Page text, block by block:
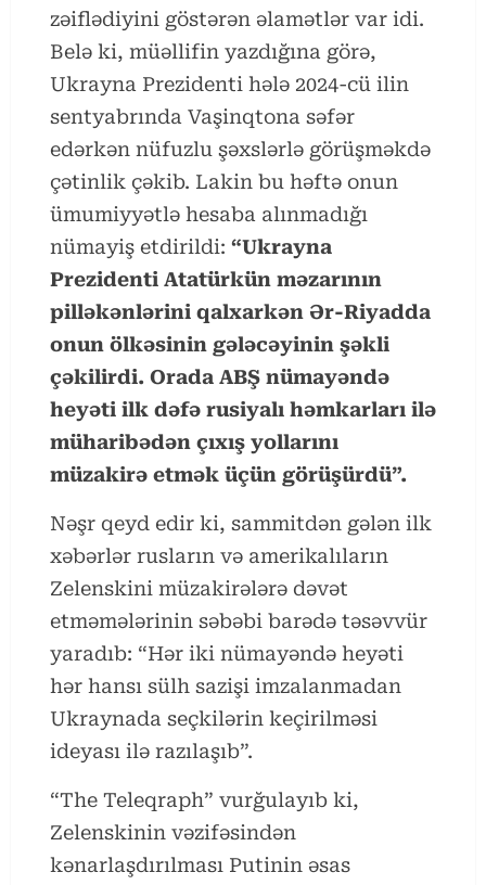
zəiflədiyini göstərən əlamətlər var idi.
Belə ki, müəllifin yazdığına görə,
Ukrayna Prezidenti hələ 2024-cü ilin
sentyabrında Vaşinqtona səfər
edərkən nüfuzlu şəxslərlə görüşməkdə
çətinlik çəkib. Lakin bu həftə onun
ümumiyyətlə hesaba alınmadığı
nümayiş etdirildi: “Ukrayna
Prezidenti Atatürkün məzarının
pilləkənlərini qalxarkən Ər-Riyadda
onun ölkəsinin gələcəyinin şəkli
çəkilirdi. Orada ABŞ nümayəndə
heyəti ilk dəfə rusiyalı həmkarları ilə
müharibədən çıxış yollarını
müzakirə etmək üçün görüşürdü”.
Nəşr qeyd edir ki, sammitdən gələn ilk
xəbərlər rusların və amerikalıların
Zelenskini müzakirələrə dəvət
etməmələrinin səbəbi barədə təsəvvür
yaradıb: “Hər iki nümayəndə heyəti
hər hansı sülh sazişi imzalanmadan
Ukraynada seçkilərin keçirilməsi
ideyası ilə razılaşıb”.
“The Teleqraph” vurğulayıb ki,
Zelenskinin vəzifəsindən
kənarlaşdırılması Putinin əsas